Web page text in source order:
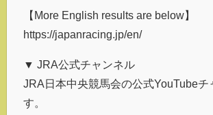
【More English results are below】
https://japanracing.jp/en/
▼ JRA公式チャンネル
JRA日本中央競馬会の公式YouTubeチ
す。